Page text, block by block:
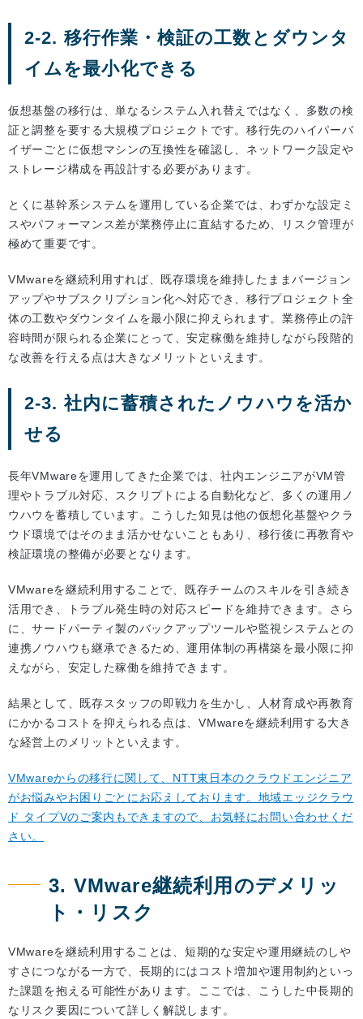
2-2. 移行作業・検証の工数とダウンタ
イムを最小化できる
仮想基盤の移行は、単なるシステム入れ替えではなく、多数の検
証と調整を要する大規模プロジェクトです。移行先のハイパーバ
イザーごとに仮想マシンの互換性を確認し、ネットワーク設定や
ストレージ構成を再設計する必要があります。
とくに基幹系システムを運用している企業では、わずかな設定ミ
スやパフォーマンス差が業務停止に直結するため、リスク管理が
極めて重要です。
VMwareを継続利用すれば、既存環境を維持したままバージョン
アップやサブスクリプション化へ対応でき、移行プロジェクト全
体の工数やダウンタイムを最小限に抑えられます。業務停止の許
容時間が限られる企業にとって、安定稼働を維持しながら段階的
な改善を行える点は大きなメリットといえます。
2-3. 社内に蓄積されたノウハウを活か
せる
長年VMwareを運用してきた企業では、社内エンジニアがVM管
理やトラブル対応、スクリプトによる自動化など、多くの運用ノ
ウハウを蓄積しています。こうした知見は他の仮想化基盤やクラ
ウド環境ではそのまま活かせないこともあり、移行後に再教育や
検証環境の整備が必要となります。
VMwareを継続利用することで、既存チームのスキルを引き続き
活用でき、トラブル発生時の対応スピードを維持できます。さら
に、サードパーティ製のバックアップツールや監視システムとの
連携ノウハウも継承できるため、運用体制の再構築を最小限に抑
えながら、安定した稼働を維持できます。
結果として、既存スタッフの即戦力を生かし、人材育成や再教育
にかかるコストを抑えられる点は、VMwareを継続利用する大き
な経営上のメリットといえます。
VMwareからの移行に関して、NTT東日本のクラウドエンジニア
がお悩みやお困りごとにお応えしております。地域エッジクラウ
ド タイプVのご案内もできますので、お気軽にお問い合わせくだ
さい。
3. VMware継続利用のデメリッ
ト・リスク
VMwareを継続利用することは、短期的な安定や運用継続のしや
すさにつながる一方で、長期的にはコスト増加や運用制約といっ
た課題を抱える可能性があります。ここでは、こうした中長期的
なリスク要因について詳しく解説します。